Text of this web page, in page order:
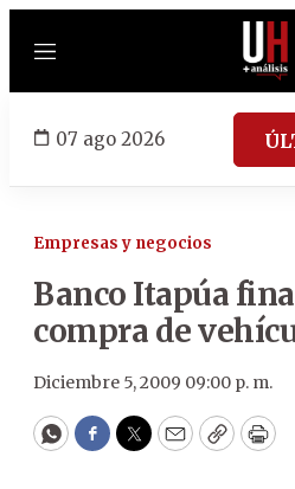
Menú
07 ago 2026
Empresas y negocios
Banco Itapúa
compra de
Diciembre 5, 2009 09:00 p. m.
WhatsApp
Facebook
Twitter
EmailCopy